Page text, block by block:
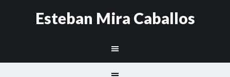
Esteban Mira Caballos